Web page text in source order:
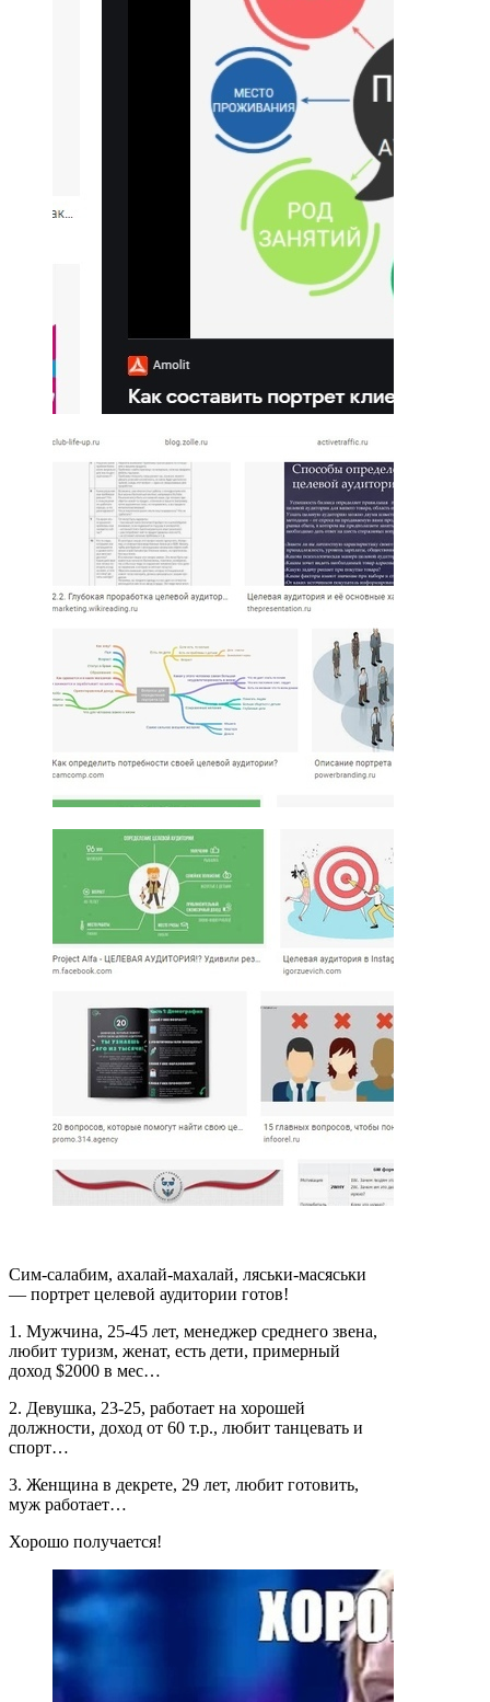
Сим-салабим, ахалай-махалай, ляськи-масяськи
— портрет целевой аудитории готов!
1. Мужчина, 25-45 лет, менеджер среднего звена,
любит туризм, женат, есть дети, примерный
доход $2000 в мес…
2. Девушка, 23-25, работает на хорошей
должности, доход от 60 т.р., любит танцевать и
спорт…
3. Женщина в декрете, 29 лет, любит готовить,
муж работает…
Хорошо получается!